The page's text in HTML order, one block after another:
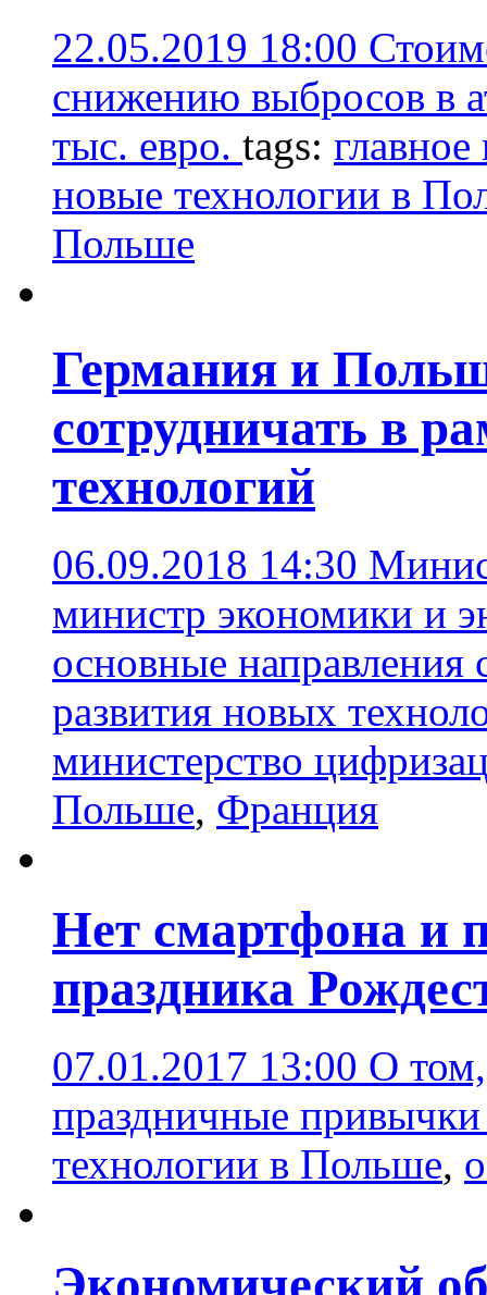
22.05.2019 18:00
снижению выбросов в
тыс. евро. tags: главное
новые технологии в
Польше
Германия и
сотрудничать в
технологий
06.09.2018 14:30
министр экономики и
основные направления
развития новых
министерство
Польше, Франция
Нет смартфона и
праздника
07.01.2017 13:00 О
праздничные
технологии в Польше,